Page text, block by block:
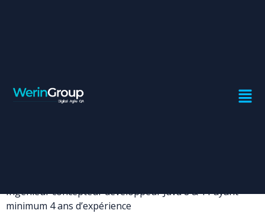
CONSULTANT JAVA
Ingénieur concepteur développeur Java 8 & 11 ayant
minimum 4 ans d’expérience